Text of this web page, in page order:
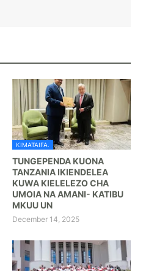
KIMATAIFA.
TUNGEPENDA KUONA
TANZANIA IKIENDELEA
KUWA KIELELEZO CHA
UMOIA NA AMANI- KATIBU
MKUU UN
December 14, 2025